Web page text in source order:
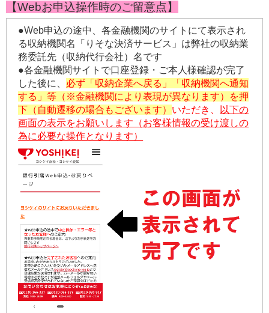
【Webお申込操作時のご留意点】
●Web申込の途中、各金融機関のサイトにて表示され
る収納機関名「りそな決済サービス」は弊社の収納業
務委託先（収納代行会社）名です
●各金融機関サイトで口座登録・ご本人様確認が完了
した後に、 必ず「収納企業へ戻る」「収納機関へ通知
する」等（※金融機関により表現が異なります）を押
下（自動遷移の場合もございます） いただき、
以下の
画面の表示をお願いします（お客様情報の受け渡しの
為に必要な操作となります）